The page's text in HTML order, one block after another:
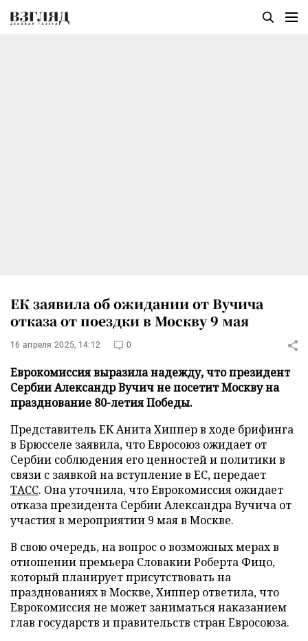
ЕК заявила об ожидании от Вучича
отказа от поездки в Москву 9 мая
16 апреля 2025, 14:12 0
Еврокомиссия выразила надежду, что президент
Сербии Александр Вучич не посетит Москву на
празднование 80-летия Победы.
Представитель ЕК Анита Хиппер в ходе брифинга
в Брюсселе заявила, что Евросоюз ожидает от
Сербии соблюдения его ценностей и политики в
связи с заявкой на вступление в ЕС, передает
ТАСС. Она уточнила, что Еврокомиссия ожидает
отказа президента Сербии Александра Вучича от
участия в мероприятии 9 мая в Москве.
В свою очередь, на вопрос о возможных мерах в
отношении премьера Словакии Роберта Фицо,
который планирует присутствовать на
празднованиях в Москве, Хиппер ответила, что
Еврокомиссия не может заниматься наказанием
глав государств и правительств стран Евросоюза.